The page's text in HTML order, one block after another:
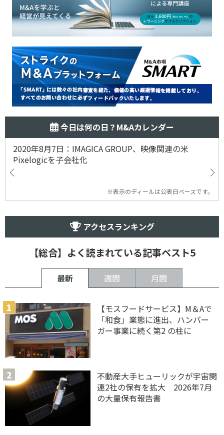
今日は何の日？M&Aカレンダー
2020年8月7日：IMAGICA GROUP、映像関連の米
Pixelogicを子会社化
※表示のディールは公表日ベースです。
アクセスランキング
【総合】よく読まれている記事ベスト5
最新 週間 月間
【モスフードサービス】M＆Aで
「和食」業態に進出、ハンバー
ガー事業に続く第2 の柱に
不動産大手ヒューリックが宇宙関
連2社の保有を拡大 2026年7月
の大量保有報告書